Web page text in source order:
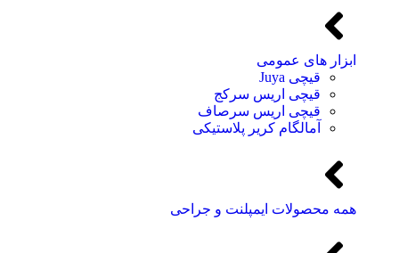
ابزار های عمومی
قیچی Juya
قیچی اریس سرکج
قیچی اریس سرصاف
آمالگام کریر پلاستیکی
همه محصولات ایمپلنت و جراحی